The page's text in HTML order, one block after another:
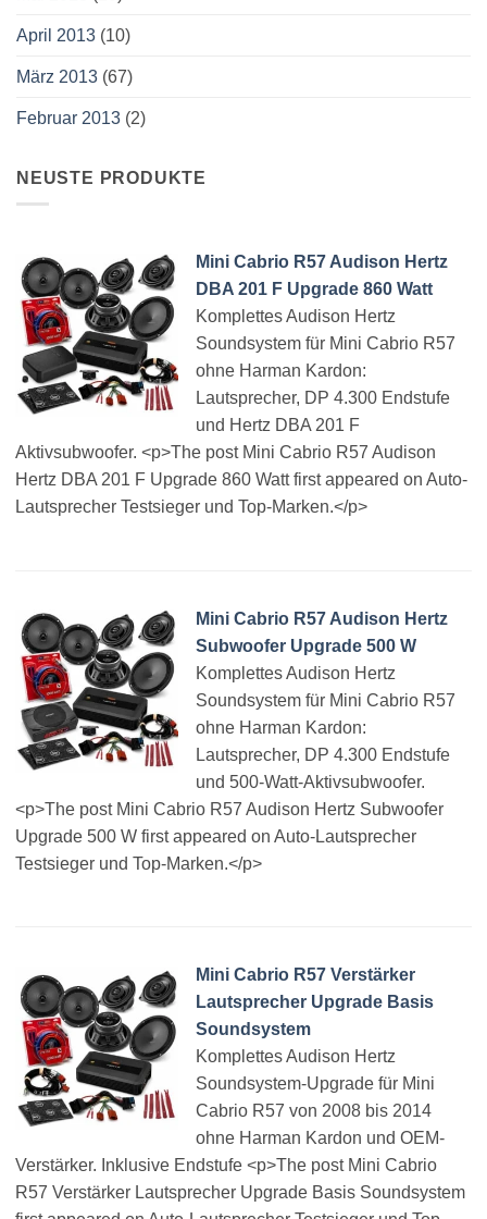
April 2013 (10)
März 2013 (67)
Februar 2013 (2)
NEUSTE PRODUKTE
Mini Cabrio R57 Audison Hertz
DBA 201 F Upgrade 860 Watt
Komplettes Audison Hertz
Soundsystem für Mini Cabrio R57
ohne Harman Kardon:
Lautsprecher, DP 4.300 Endstufe
und Hertz DBA 201 F
Aktivsubwoofer. <p>The post Mini Cabrio R57 Audison
Hertz DBA 201 F Upgrade 860 Watt first appeared on Auto-
Lautsprecher Testsieger und Top-Marken.</p>
Mini Cabrio R57 Audison Hertz
Subwoofer Upgrade 500 W
Komplettes Audison Hertz
Soundsystem für Mini Cabrio R57
ohne Harman Kardon:
Lautsprecher, DP 4.300 Endstufe
und 500-Watt-Aktivsubwoofer.
<p>The post Mini Cabrio R57 Audison Hertz Subwoofer
Upgrade 500 W first appeared on Auto-Lautsprecher
Testsieger und Top-Marken.</p>
Mini Cabrio R57 Verstärker
Lautsprecher Upgrade Basis
Soundsystem
Komplettes Audison Hertz
Soundsystem-Upgrade für Mini
Cabrio R57 von 2008 bis 2014
ohne Harman Kardon und OEM-
Verstärker. Inklusive Endstufe <p>The post Mini Cabrio
R57 Verstärker Lautsprecher Upgrade Basis Soundsystem